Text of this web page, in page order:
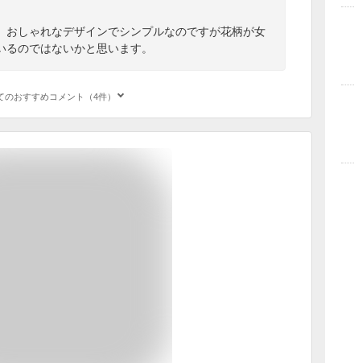
おしゃれなデザインでシンプルなのですが花柄が女
のではないかと思います。
のおすすめコメント（4件）